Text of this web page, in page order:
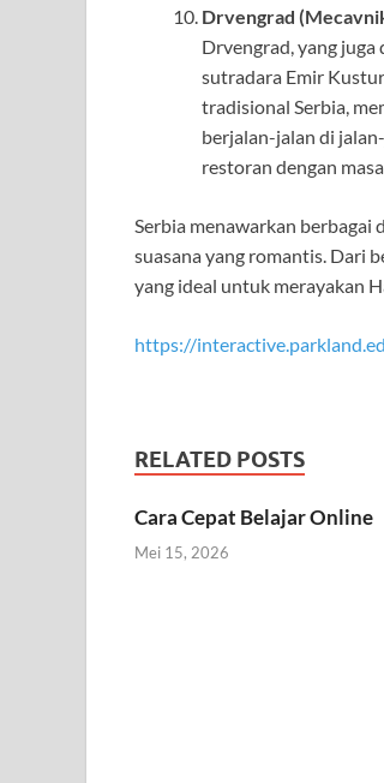
Drvengrad
Drvengrad, yang juga
sutradara Emir
tradisional Serbia,
berjalan-jalan di
restoran dengan
Serbia menawarkan berbagai
suasana yang romantis. Dari
yang ideal untuk merayakan
https://
RELATED POSTS
Cara Cepat Belajar Online
Mei 15, 2026